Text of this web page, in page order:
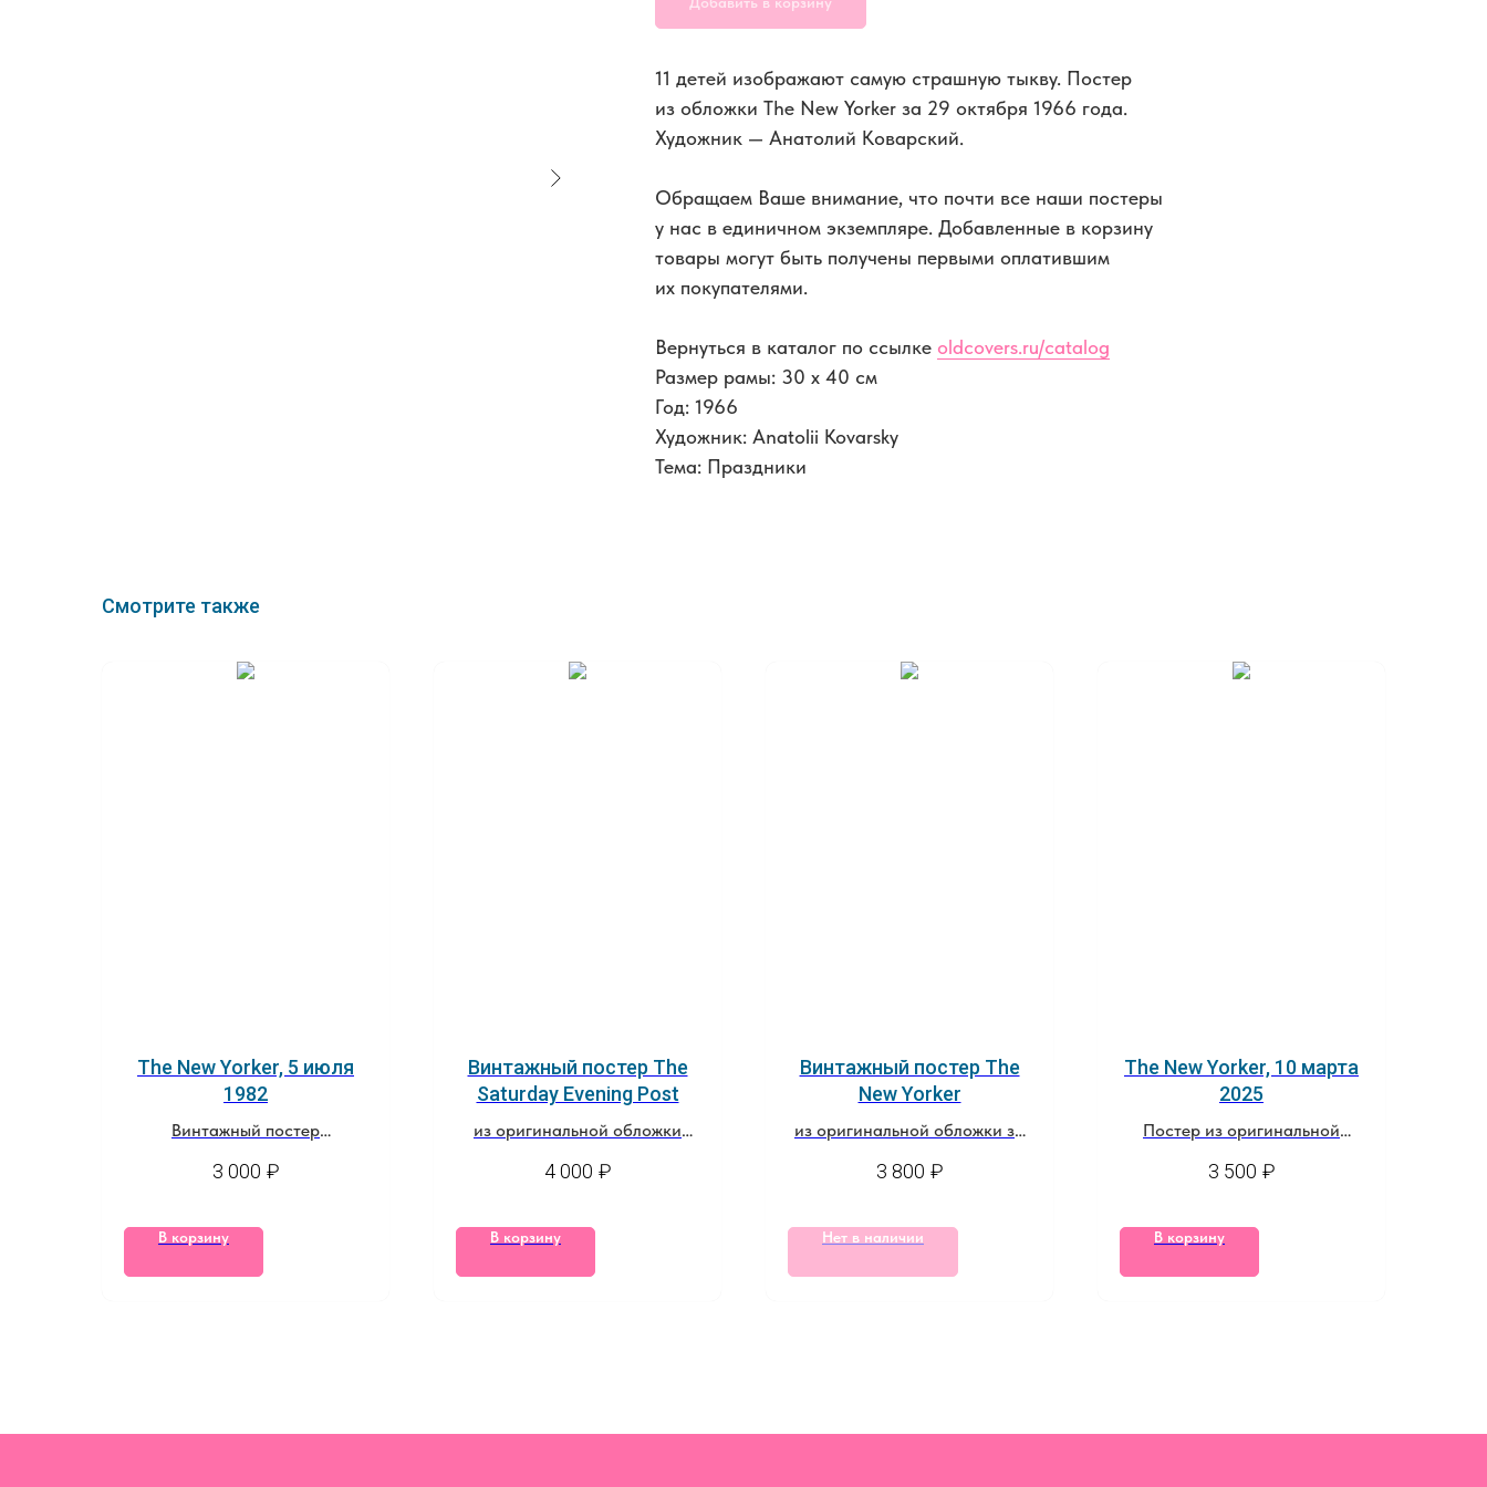
11 детей изображают самую страшную тыкву. Постер
из обложки The New Yorker за 29 октября 1966 года.
Художник — Анатолий Коварский.
Обращаем Ваше внимание, что почти все наши постеры
у нас в единичном экземпляре. Добавленные в корзину
товары могут быть получены первыми оплатившим
их покупателями.
Вернуться в каталог по ссылке oldcovers.ru/catalog
Размер рамы: 30 x 40 см
Год: 1966
Художник: Anatolii Kovarsky
Тема: Праздники
Смотрите также
The New Yorker, 5 июля
1982
Винтажный постер
журнала
3 000 ₽
В корзину
Винтажный постер The
Saturday Evening Post
из оригинальной обложки
4 000 ₽
В корзину
Винтажный постер The
New Yorker
из оригинальной обложки за
3 800 ₽
Нет в наличии
The New Yorker, 10 марта
2025
Постер из оригинальной
3 500 ₽
В корзину